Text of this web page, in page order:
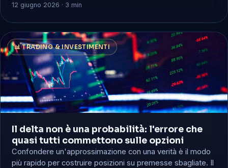
12 giugno 2026 · 3 min
📊 TRADING & INVESTIMENTI
Il delta non è una probabilità: l'errore che
quasi tutti commettono sulle opzioni
Confondere un'approssimazione con una verità è il modo
più rapido per costruire posizioni su premesse sbagliate. Il